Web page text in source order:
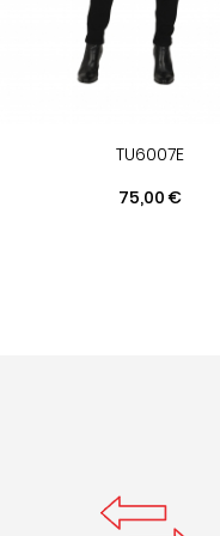
TU6007E
Prix
75,00 €